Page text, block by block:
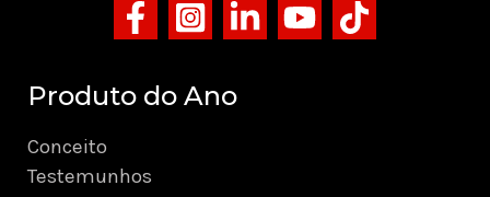
Produto do Ano
Conceito
Testemunhos